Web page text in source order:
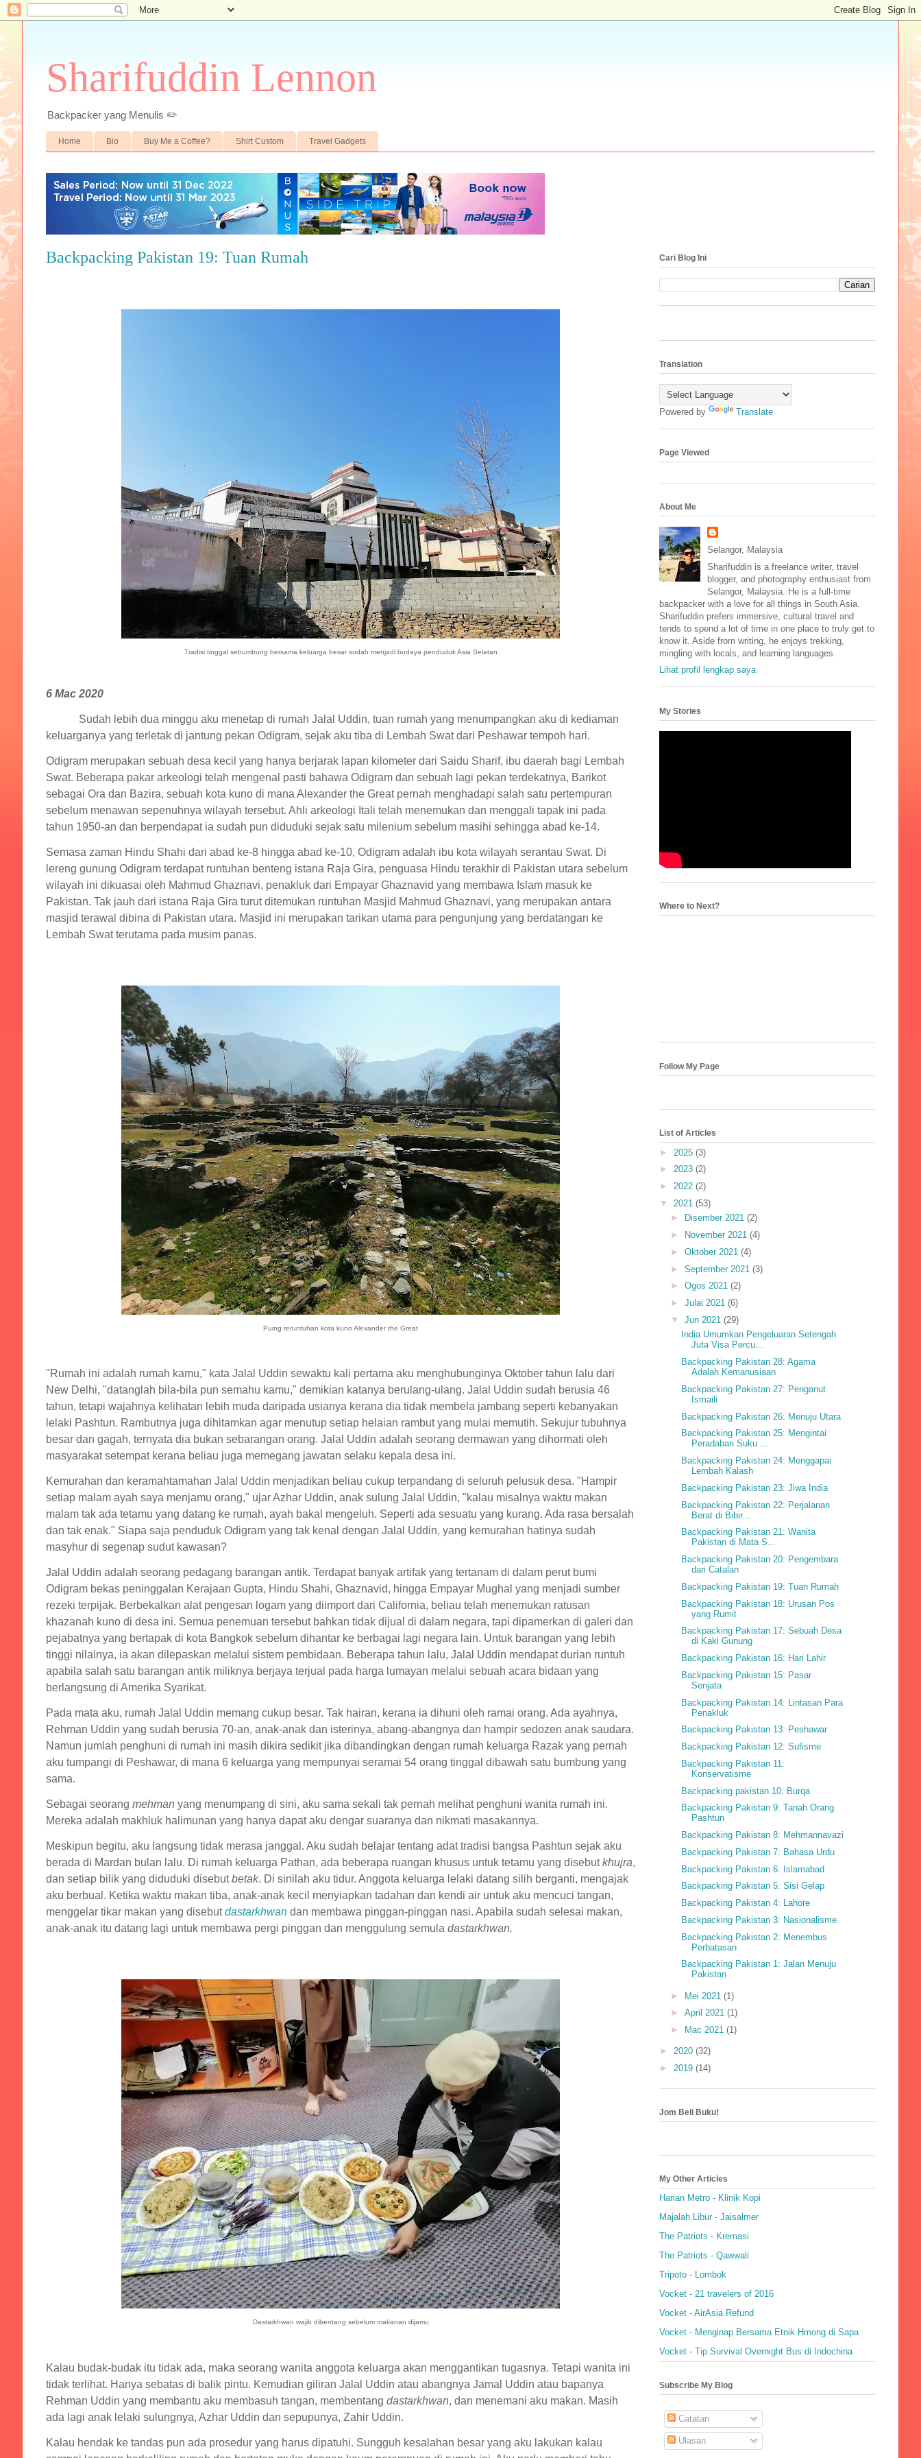
Sharifuddin Lennon
Backpacker yang Menulis ✏️
Home Bio Buy Me a Coffee? Shirt Custom Travel Gadgets
Backpacking Pakistan 19: Tuan Rumah
Tradisi tinggal sebumbung bersama keluarga besar sudah menjadi budaya penduduk Asia Selatan
6 Mac 2020
Sudah lebih dua minggu aku menetap di rumah Jalal Uddin, tuan rumah yang menumpangkan aku di kediaman
keluarganya yang terletak di jantung pekan Odigram, sejak aku tiba di Lembah Swat dari Peshawar tempoh hari.
Odigram merupakan sebuah desa kecil yang hanya berjarak lapan kilometer dari Saidu Sharif, ibu daerah bagi Lembah
Swat. Beberapa pakar arkeologi telah mengenal pasti bahawa Odigram dan sebuah lagi pekan terdekatnya, Barikot
sebagai Ora dan Bazira, sebuah kota kuno di mana Alexander the Great pernah menghadapi salah satu pertempuran
sebelum menawan sepenuhnya wilayah tersebut. Ahli arkeologi Itali telah menemukan dan menggali tapak ini pada
tahun 1950-an dan berpendapat ia sudah pun diduduki sejak satu milenium sebelum masihi sehingga abad ke-14.
Semasa zaman Hindu Shahi dari abad ke-8 hingga abad ke-10, Odigram adalah ibu kota wilayah serantau Swat. Di
lereng gunung Odigram terdapat runtuhan benteng istana Raja Gira, penguasa Hindu terakhir di Pakistan utara sebelum
wilayah ini dikuasai oleh Mahmud Ghaznavi, penakluk dari Empayar Ghaznavid yang membawa Islam masuk ke
Pakistan. Tak jauh dari istana Raja Gira turut ditemukan runtuhan Masjid Mahmud Ghaznavi, yang merupakan antara
masjid terawal dibina di Pakistan utara. Masjid ini merupakan tarikan utama para pengunjung yang berdatangan ke
Lembah Swat terutama pada musim panas.
Puing reruntuhan kota kuno Alexander the Great
"Rumah ini adalah rumah kamu," kata Jalal Uddin sewaktu kali pertama aku menghubunginya Oktober tahun lalu dari
New Delhi, "datanglah bila-bila pun semahu kamu," demikian katanya berulang-ulang. Jalal Uddin sudah berusia 46
tahun, tetapi wajahnya kelihatan lebih muda daripada usianya kerana dia tidak membela jambang seperti kebanyakan
lelaki Pashtun. Rambutnya juga dihitamkan agar menutup setiap helaian rambut yang mulai memutih. Sekujur tubuhnya
besar dan gagah, ternyata dia bukan sebarangan orang. Jalal Uddin adalah seorang dermawan yang dihormati oleh
masyarakat setempat kerana beliau juga memegang jawatan selaku kepala desa ini.
Kemurahan dan keramahtamahan Jalal Uddin menjadikan beliau cukup terpandang di seluruh pelusuk desa. "Hampir
setiap malam ayah saya menjamu orang," ujar Azhar Uddin, anak sulung Jalal Uddin, "kalau misalnya waktu makan
malam tak ada tetamu yang datang ke rumah, ayah bakal mengeluh. Seperti ada sesuatu yang kurang. Ada rasa bersalah
dan tak enak." Siapa saja penduduk Odigram yang tak kenal dengan Jalal Uddin, yang kemurahan hatinya sudah
masyhur di segenap sudut kawasan?
Jalal Uddin adalah seorang pedagang barangan antik. Terdapat banyak artifak yang tertanam di dalam perut bumi
Odigram bekas peninggalan Kerajaan Gupta, Hindu Shahi, Ghaznavid, hingga Empayar Mughal yang menjadi sumber
rezeki terpijak. Berbekalkan alat pengesan logam yang diimport dari California, beliau telah menemukan ratusan
khazanah kuno di desa ini. Semua penemuan tersebut bahkan tidak dijual di dalam negara, tapi dipamerkan di galeri dan
pejabatnya yang bertapak di kota Bangkok sebelum dihantar ke berbagai lagi negara lain. Untuk barangan yang lebih
tinggi nilainya, ia akan dilepaskan melalui sistem pembidaan. Beberapa tahun lalu, Jalal Uddin mendapat durian runtuh
apabila salah satu barangan antik miliknya berjaya terjual pada harga lumayan melalui sebuah acara bidaan yang
berlangsung di Amerika Syarikat.
Pada mata aku, rumah Jalal Uddin memang cukup besar. Tak hairan, kerana ia dihuni oleh ramai orang. Ada ayahnya,
Rehman Uddin yang sudah berusia 70-an, anak-anak dan isterinya, abang-abangnya dan hampir sedozen anak saudara.
Namun jumlah penghuni di rumah ini masih dikira sedikit jika dibandingkan dengan rumah keluarga Razak yang pernah
aku tumpangi di Peshawar, di mana 6 keluarga yang mempunyai seramai 54 orang tinggal dibawah satu bumbung yang
sama.
Sebagai seorang mehman yang menumpang di sini, aku sama sekali tak pernah melihat penghuni wanita rumah ini.
Mereka adalah makhluk halimunan yang hanya dapat aku dengar suaranya dan nikmati masakannya.
Meskipun begitu, aku langsung tidak merasa janggal. Aku sudah belajar tentang adat tradisi bangsa Pashtun sejak aku
berada di Mardan bulan lalu. Di rumah keluarga Pathan, ada beberapa ruangan khusus untuk tetamu yang disebutkhujra,
dan setiap bilik yang diduduki disebutbetak. Di sinilah aku tidur. Anggota keluarga lelaki datang silih berganti, mengajak
aku berbual. Ketika waktu makan tiba, anak-anak kecil menyiapkan tadahan dan kendi air untuk aku mencuci tangan,
menggelar tikar makan yang disebutdastarkhwan dan membawa pinggan-pinggan nasi. Apabila sudah selesai makan,
anak-anak itu datang lagi untuk membawa pergi pinggan dan menggulung semula dastarkhwan.
Dastarkhwan wajib dibentang sebelum makanan dijamu
Kalau budak-budak itu tidak ada, maka seorang wanita anggota keluarga akan menggantikan tugasnya. Tetapi wanita ini
tidak terlihat. Hanya sebatas di balik pintu. Kemudian giliran Jalal Uddin atau abangnya Jamal Uddin atau bapanya
Rehman Uddin yang membantu aku membasuh tangan, membentang dastarkhwan, dan menemani aku makan. Masih
ada lagi anak lelaki sulungnya, Azhar Uddin dan sepupunya, Zahir Uddin.
Kalau hendak ke tandas pun ada prosedur yang harus dipatuhi. Sungguh kesalahan besar yang aku lakukan kalau
Cari Blog Ini
Translation
Powered by Translate
Page Viewed
About Me
Selangor, Malaysia
Sharifuddin is a freelance writer, travel
blogger, and photography enthusiast from
Selangor, Malaysia. He is a full-time
backpacker with a love for all things in South Asia.
Sharifuddin prefers immersive, cultural travel and
tends to spend a lot of time in one place to truly get to
know it. Aside from writing, he enjoys trekking,
mingling with locals, and learning languages.
Lihat profil lengkap saya
My Stories
Where to Next?
Follow My Page
List of Articles
► 2025 (3)
► 2023 (2)
► 2022 (2)
▼ 2021 (53)
►
Disember 2021 (2)
►
November 2021 (4)
► Oktober 2021 (4)
► September 2021 (3)
► Ogos 2021 (2)
► Julai 2021 (6)
▼ Jun 2021 (29)
India Umumkan Pengeluaran Setengah
Juta Visa Percu...
Backpacking Pakistan 28: Agama
Adalah Kemanusiaan
Backpacking Pakistan 27: Penganut
Ismaili
Backpacking Pakistan 26: Menuju Utara
Backpacking Pakistan 25: Mengintai
Peradaban Suku ...
Backpacking Pakistan 24: Menggapai
Lembah Kalash
Backpacking Pakistan 23: Jiwa India
Backpacking Pakistan 22: Perjalanan
Berat di Bibir...
Backpacking Pakistan 21: Wanita
Pakistan di Mata S...
Backpacking Pakistan 20: Pengembara
dari Catalan
Backpacking Pakistan 19: Tuan Rumah
Backpacking Pakistan 18: Urusan Pos
yang Rumit
Backpacking Pakistan 17: Sebuah Desa
di Kaki Gunung
Backpacking Pakistan 16: Hari Lahir
Backpacking Pakistan 15: Pasar
Senjata
Backpacking Pakistan 14: Lintasan Para
Penakluk
Backpacking Pakistan 13: Peshawar
Backpacking Pakistan 12: Sufisme
Backpacking Pakistan 11:
Konservatisme
Backpacking pakistan 10: Burqa
Backpacking Pakistan 9: Tanah Orang
Pashtun
Backpacking Pakistan 8: Mehmannavazi
Backpacking Pakistan 7: Bahasa Urdu
Backpacking Pakistan 6: Islamabad
Backpacking Pakistan 5: Sisi Gelap
Backpacking Pakistan 4: Lahore
Backpacking Pakistan 3: Nasionalisme
Backpacking Pakistan 2: Menembus
Perbatasan
Backpacking Pakistan 1: Jalan Menuju
Pakistan
► Mei 2021 (1)
► April 2021 (1)
►
Mac 2021 (1)
► 2020 (32)
► 2019 (14)
Jom Beli Buku!
My Other Articles
Harian Metro - Klinik Kopi
Majalah Libur - Jaisalmer
The Patriots - Kremasi
The Patriots - Qawwali
Tripoto - Lombok
Vocket - 21 travelers of 2016
Vocket - AirAsia Refund
Vocket - Menginap Bersama Etnik Hmong di Sapa
Vocket - Tip Survival Overnight Bus di Indochina
Subscribe My Blog
Catatan
Ulasan